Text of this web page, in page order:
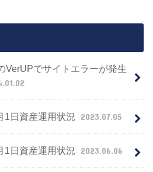
VerUPでサイトエラーが発生
1日資産運用状況 2023.07.05
1日資産運用状況 2023.06.06